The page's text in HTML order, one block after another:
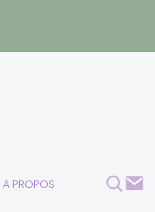
A PROPOS Rechercher
Contact